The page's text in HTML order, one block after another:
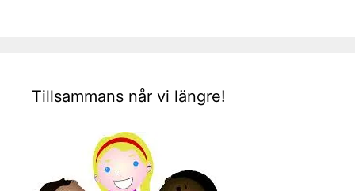
Tillsammans når vi längre!